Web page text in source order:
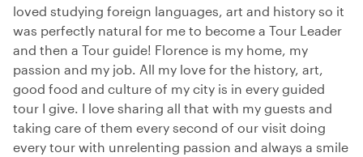
loved studying foreign languages, art and history so it
was perfectly natural for me to become a Tour Leader
and then a Tour guide! Florence is my home, my
passion and my job. All my love for the history, art,
good food and culture of my city is in every guided
tour I give. I love sharing all that with my guests and
taking care of them every second of our visit doing
every tour with unrelenting passion and always a smile